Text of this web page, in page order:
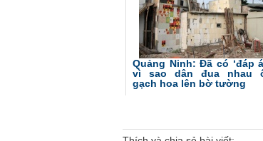
Quảng Ninh: Đã có ‘đáp
vì sao dân đua nhau
gạch hoa lên bờ tường